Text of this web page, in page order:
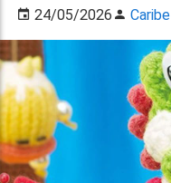
24/05/2026 Caribe